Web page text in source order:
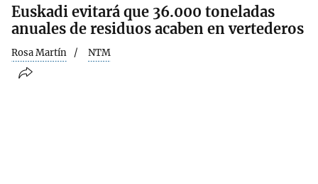
Euskadi evitará que 36.000 toneladas
anuales de residuos acaben en vertederos
Rosa Martín NTM